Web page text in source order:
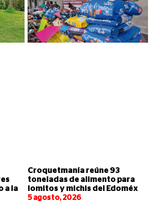
a la
Croquetmanía reúne 93
toneladas de alimento para
lomitos y michis del Edoméx
5 agosto, 2026